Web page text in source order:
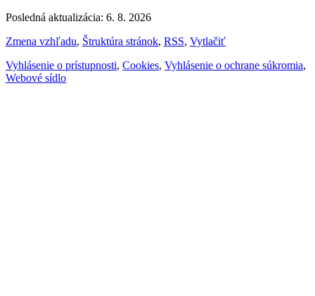
Posledná aktualizácia: 6. 8. 2026
Zmena vzhľadu, Štruktúra stránok, RSS, Vytlačiť
Vyhlásenie o prístupnosti, Cookies, Vyhlásenie o ochrane súkromia,
Webové sídlo